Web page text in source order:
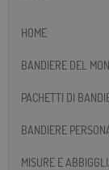
HOME
BANDIERE DEL
PACHETTI DI
BANDIERE
MISURE E